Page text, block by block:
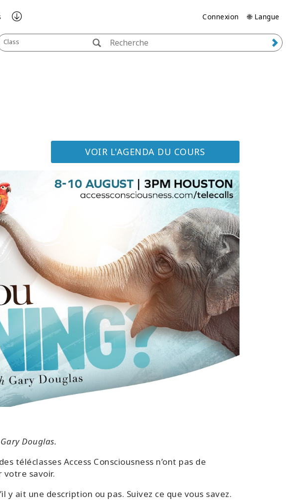
Connexion 🌐 Langue
Class
VOIR L'AGENDA DU COURS
Douglas.
téléclasses Access Consciousness n’ont pas de
savoir.
y ait une description ou pas. Suivez ce que vous savez.